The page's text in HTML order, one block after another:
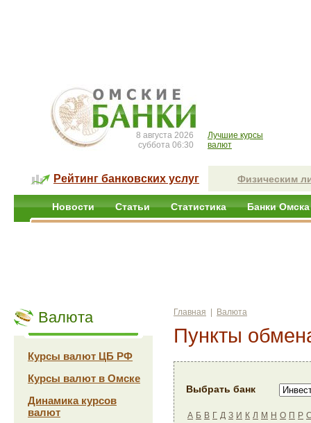
8 августа 2026
суббота 06:30
Лучшие курсы
валют
Рейтинг банковских услуг Физическим
Новости Статьи Статистика Банки Омска
Валюта
Курсы валют ЦБ РФ
Курсы валют в Омске
Динамика курсов
валют
Главная Валюта
Пункты
Выбрать банк
А Б В Г Д З И К Л М Н О П Р